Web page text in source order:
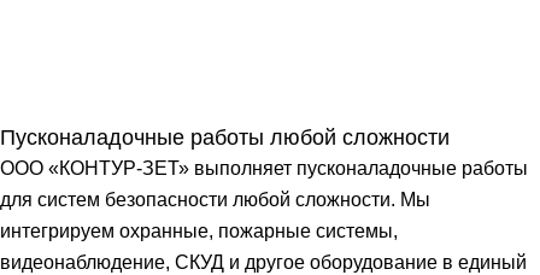
Пусконаладочные работы любой сложности
ООО «КОНТУР-ЗЕТ» выполняет пусконаладочные работы
для систем безопасности любой сложности. Мы
интегрируем охранные, пожарные системы,
видеонаблюдение, СКУД и другое оборудование в единый